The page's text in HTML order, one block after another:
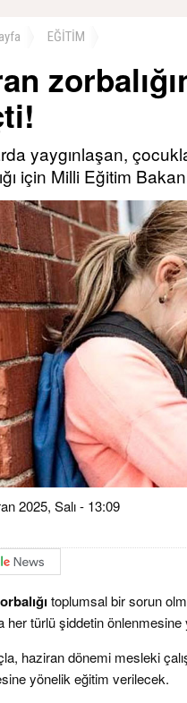
EĞİTİM
yaygınlaşan,
için Milli Eğitim
2025, Salı - 13:09
toplumsal bir sorun
her türlü şiddetin önlenmesine
haziran dönemi mesleki
yönelik eğitim verilecek.